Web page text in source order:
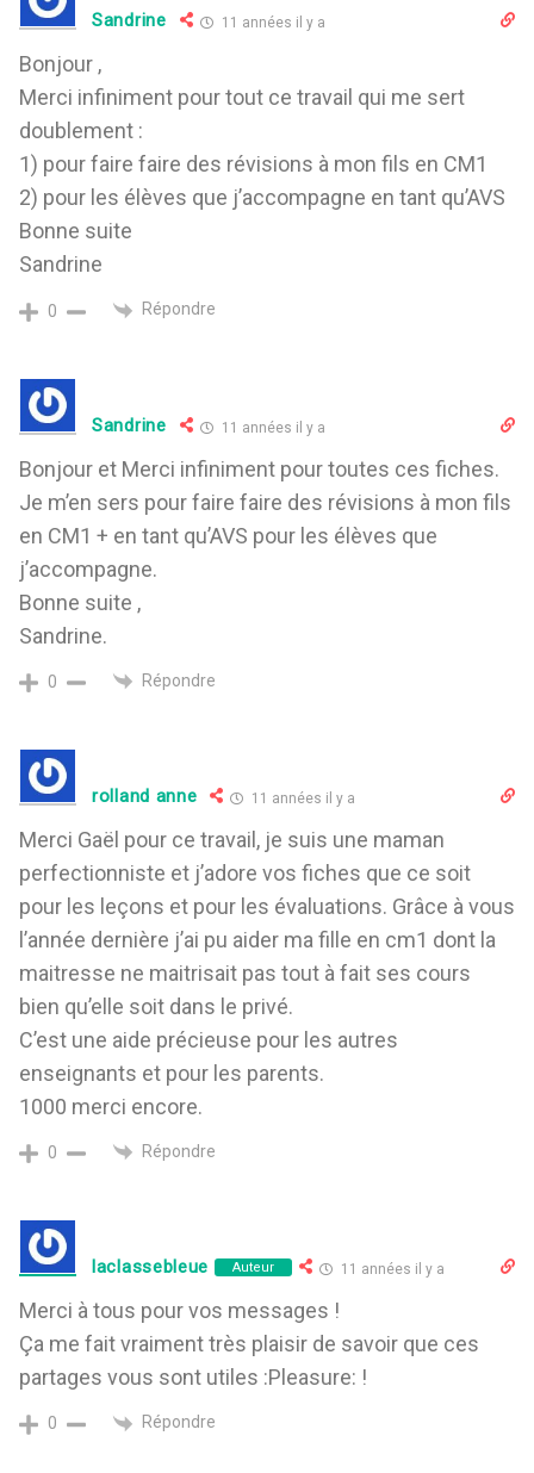
Sandrine 11 années il y a
Bonjour ,
Merci infiniment pour tout ce travail qui me sert
doublement :
1) pour faire faire des révisions à mon fils en CM1
2) pour les élèves que j’accompagne en tant qu’AVS
Bonne suite
Sandrine
0 Répondre
Sandrine 11 années il y a
Bonjour et Merci infiniment pour toutes ces fiches.
Je m’en sers pour faire faire des révisions à mon fils
en CM1 + en tant qu’AVS pour les élèves que
j’accompagne.
Bonne suite ,
Sandrine.
0 Répondre
rolland anne 11 années il y a
Merci Gaël pour ce travail, je suis une maman
perfectionniste et j’adore vos fiches que ce soit
pour les leçons et pour les évaluations. Grâce à vous
l’année dernière j’ai pu aider ma fille en cm1 dont la
maitresse ne maitrisait pas tout à fait ses cours
bien qu’elle soit dans le privé.
C’est une aide précieuse pour les autres
enseignants et pour les parents.
1000 merci encore.
0 Répondre
laclassebleue Auteur 11 années il y a
Merci à tous pour vos messages !
Ça me fait vraiment très plaisir de savoir que ces
partages vous sont utiles :Pleasure: !
0 Répondre